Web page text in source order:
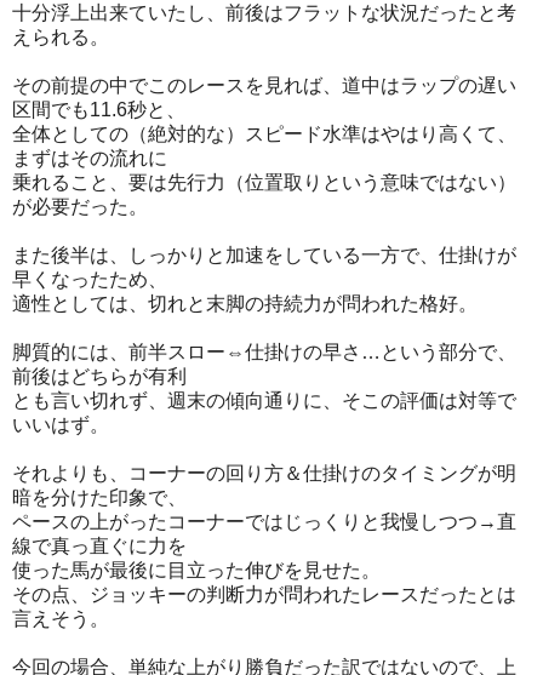
十分浮上出来ていたし、前後はフラットな状況だったと考
えられる。
その前提の中でこのレースを見れば、道中はラップの遅い
区間でも11.6秒と、
全体としての（絶対的な）スピード水準はやはり高くて、
まずはその流れに
乗れること、要は先行力（位置取りという意味ではない）
が必要だった。
また後半は、しっかりと加速をしている一方で、仕掛けが
早くなったため、
適性としては、切れと末脚の持続力が問われた格好。
脚質的には、前半スロー⇔仕掛けの早さ…という部分で、
前後はどちらが有利
とも言い切れず、週末の傾向通りに、そこの評価は対等で
いいはず。
それよりも、コーナーの回り方＆仕掛けのタイミングが明
暗を分けた印象で、
ペースの上がったコーナーではじっくりと我慢しつつ→直
線で真っ直ぐに力を
使った馬が最後に目立った伸びを見せた。
その点、ジョッキーの判断力が問われたレースだったとは
言えそう。
今回の場合、単純な上がり勝負だった訳ではないので、上